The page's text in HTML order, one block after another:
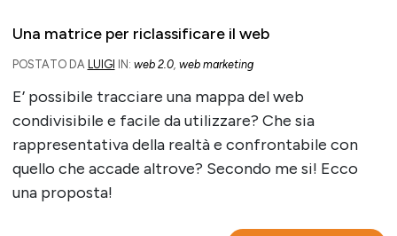
Una matrice per riclassificare il web
POSTATO DA LUIGI IN: web 2.0, web marketing
E’ possibile tracciare una mappa del web
condivisibile e facile da utilizzare? Che sia
rappresentativa della realtà e confrontabile con
quello che accade altrove? Secondo me si! Ecco
una proposta!